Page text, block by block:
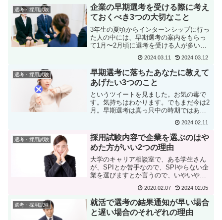
て、応募者に聞かれてはまずいことを聞
かれてしまったことが、明ら...
選考・採用試験
企業の早期選考を受ける際に考え
ておくべき3つの大切なこと
3年生の夏頃からインターンシップに行っ
た人の中には、早期選考の案内をもらっ
て1月〜2月頃に選考を受ける人が多いで
て企業が採用活動を本格化する3月1日以
前の早い時期の選考。この時期の選考を
受ける人は、特に注...
2024.03.11 2024.03.12
選考・採用試験
早期選考に落ちたあなたに教えて
あげたい3つのこと
というツイートを見ました。お気の毒で
す。気持ちはわかります。でもまだ今は2
月。早期選考は真っ只中の時期ではあり
ますが、就活本番にはまだ早い時期で
す。ここで自信を無くしてしまってはも
ったいない。ということで、この方に私
だったらこんな声をかけて...
2024.02.11
選考・採用試験
採用試験内容で企業を選ぶのはや
めた方がいい2つの理由
大学のキャリア相談室で、ある学生さん
が、SPIとか苦手なので、SPIやらない企
業を選びますとか言うので、いやいや、
と私は言いました。その理由が今日の記
事です。苦手な試験内容でも企業は何を
重視しているかはわ...
2020.02.07 2024.02.05
選考・採用試験
就活で選考の結果通知が早い場合
と遅い場合のそれぞれの理由